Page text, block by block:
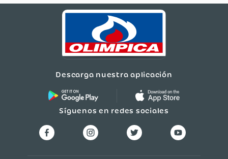
Descarga nuestra aplicación
Síguenos en redes sociales